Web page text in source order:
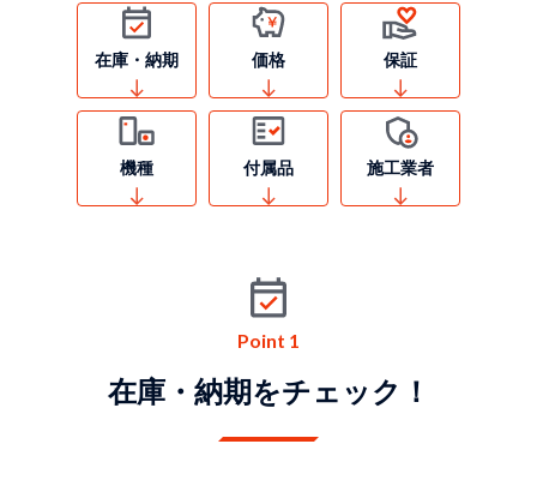
在庫・納期 価格 保証
機種 付属品 施⼯業者
Point 1
在庫・納期をチェック！